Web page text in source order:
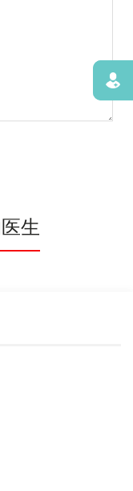
生
寻找